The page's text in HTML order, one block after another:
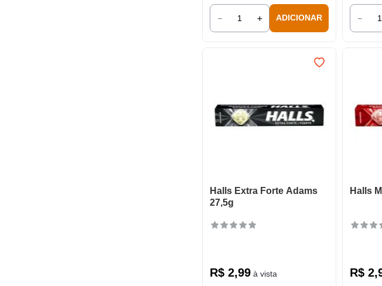
＋
－ ADICIONAR －
Halls Extra Forte Adams
27,5g
R$ 2,99à vista
Halls
R$ 2,